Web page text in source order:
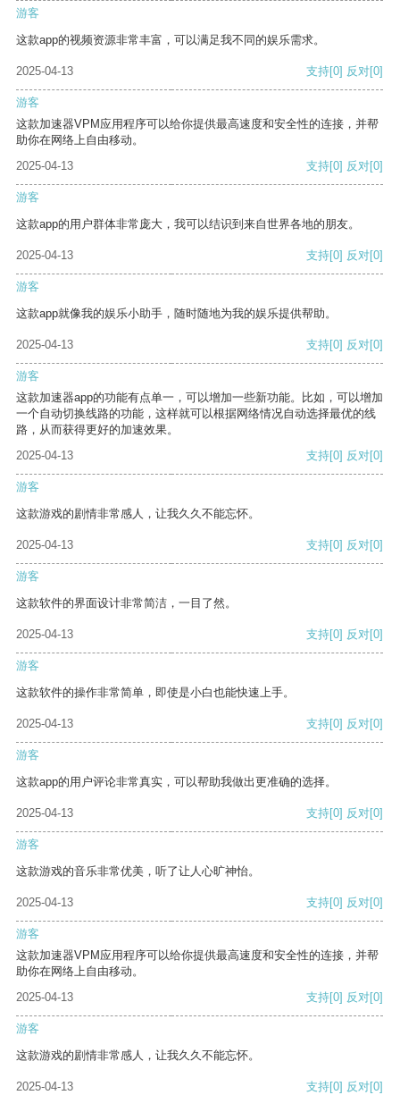
游客
这款app的视频资源非常丰富，可以满足我不同的娱乐需求。
2025-04-13 支持[0] 反对[0]
游客
这款加速器VPM应用程序可以给你提供最高速度和安全性的连接，并帮
助你在网络上自由移动。
2025-04-13
支持[0] 反对[0]
游客
这款app的用户群体非常庞大，我可以结识到来自世界各地的朋友。
2025-04-13 支持[0] 反对[0]
游客
这款app就像我的娱乐小助手，随时随地为我的娱乐提供帮助。
2025-04-13 支持[0] 反对[0]
游客
这款加速器app的功能有点单一，可以增加一些新功能。比如，可以增加
一个自动切换线路的功能，这样就可以根据网络情况自动选择最优的线
路，从而获得更好的加速效果。
2025-04-13
支持[0] 反对[0]
游客
这款游戏的剧情非常感人，让我久久不能忘怀。
2025-04-13 支持[0] 反对[0]
游客
这款软件的界面设计非常简洁，一目了然。
2025-04-13 支持[0] 反对[0]
游客
这款软件的操作非常简单，即使是小白也能快速上手。
2025-04-13 支持[0] 反对[0]
游客
这款app的用户评论非常真实，可以帮助我做出更准确的选择。
2025-04-13 支持[0] 反对[0]
游客
这款游戏的音乐非常优美，听了让人心旷神怡。
2025-04-13 支持[0] 反对[0]
游客
这款加速器VPM应用程序可以给你提供最高速度和安全性的连接，并帮
助你在网络上自由移动。
2025-04-13
支持[0] 反对[0]
游客
这款游戏的剧情非常感人，让我久久不能忘怀。
2025-04-13 支持[0] 反对[0]